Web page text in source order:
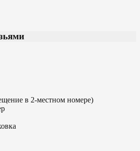
в 2-местном номере)